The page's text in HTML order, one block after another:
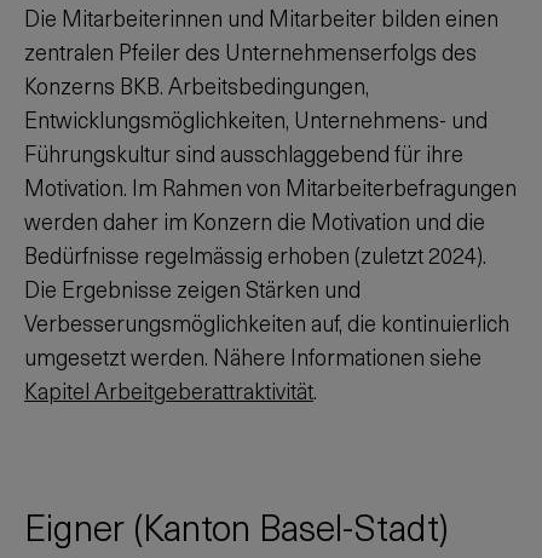
Die Mitarbeiterinnen und Mitarbeiter bilden einen
zentralen Pfeiler des Unternehmenserfolgs des
Konzerns BKB. Arbeitsbedingungen,
Entwicklungsmöglichkeiten, Unternehmens- und
Führungskultur sind ausschlaggebend für ihre
Motivation. Im Rahmen von Mitarbeiterbefragungen
werden daher im Konzern die Motivation und die
Bedürfnisse regelmässig erhoben (zuletzt 2024).
Die Ergebnisse zeigen Stärken und
Verbesserungsmöglichkeiten auf, die kontinuierlich
umgesetzt werden. Nähere Informationen siehe
Kapitel Arbeitgeberattraktivität.
Eigner (Kanton Basel-Stadt)